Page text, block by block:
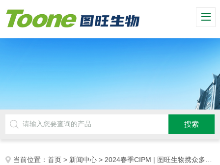
当前位置：首页 > 新闻中心 > 2024春季CIPM | 图旺生物携众多创新产品如约而至